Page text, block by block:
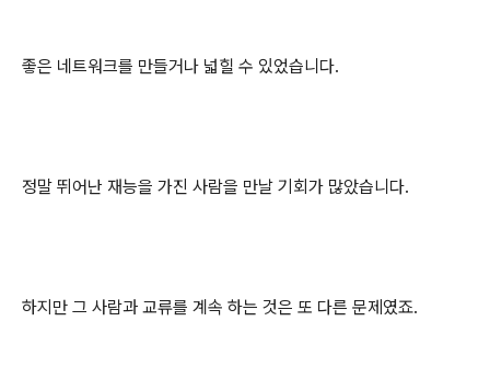
좋은 네트워크를 만들거나 넓힐 수 있었습니다.
정말 뛰어난 재능을 가진 사람을 만날 기회가 많았습니다.
하지만 그 사람과 교류를 계속 하는 것은 또 다른 문제였죠.